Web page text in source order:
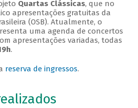
Quartas Clássicas, que no
apresentações gratuitas da
(OSB). Atualmente, o
uma agenda de concertos
apresentações variadas, todas
.
reserva de ingressos.